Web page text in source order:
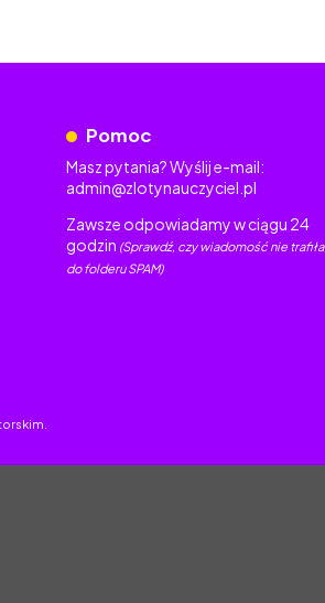
Pomoc
Masz pytania? Wyślij e-mail:
admin@zlotynauczyciel.pl
Zawsze odpowiadamy w ciągu 24
godzin (Sprawdź, czy wiadomość nie trafiła
do folderu SPAM)